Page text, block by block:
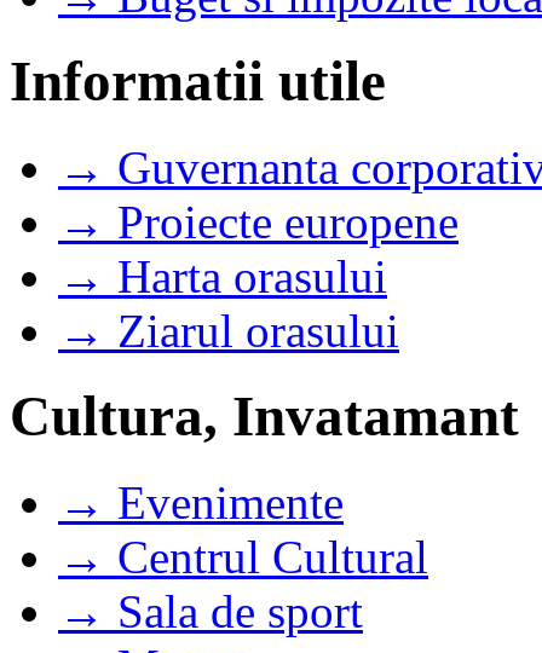
Informatii utile
→ Guvernanta
→ Proiecte europene
→ Harta orasului
→ Ziarul orasului
Cultura, Invatamant
→ Evenimente
→ Centrul Cultural
→ Sala de sport